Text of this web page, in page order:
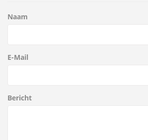
Naam
E-Mail
Bericht